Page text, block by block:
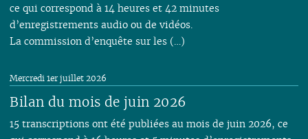
ce qui correspond à 14 heures et 42 minutes
d’enregistrements audio ou de vidéos.
La commission d’enquête sur les (…)
Bilan du mois de juin 2026
Mercredi 1er juillet 2026
15 transcriptions ont été publiées au mois de juin 2026, ce